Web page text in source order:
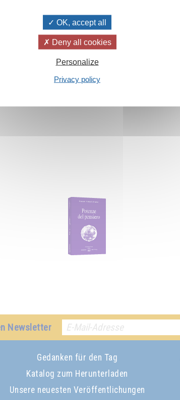
Newsletter
Gedanken für den Tag
Katalog zum Herunterladen
Unsere neuesten Veröffentlichungen
OK, accept all
Deny all cookies
Personalize
Privacy policy